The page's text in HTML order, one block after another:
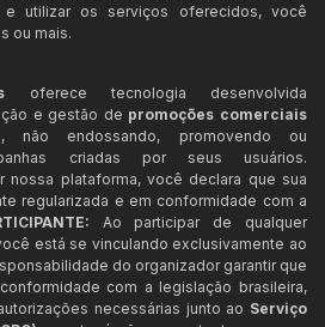
utilizar os serviços oferecidos, você
ou mais.
oferece tecnologia desenvolvida
e gestão de promoções comerciais
, não endossando, promovendo ou
criadas por seus usuários.
nossa plataforma, você declara que sua
regularizada e em conformidade com a
Ao participar de qualquer
está se vinculando exclusivamente ao
do organizador garantir que
com a legislação brasileira,
necessárias junto ao Serviço